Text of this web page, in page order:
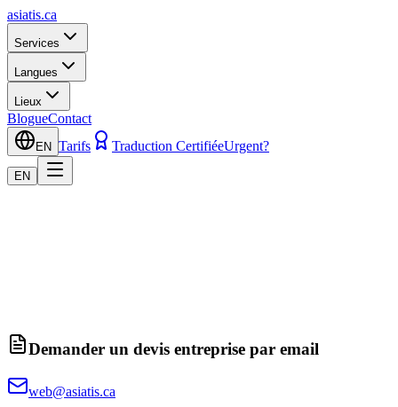
asiatis.ca
Services
Langues
Lieux
BlogueContact
EN Tarifs Traduction CertifiéeUrgent?
EN
Demander un devis entreprise par email
web@asiatis.ca